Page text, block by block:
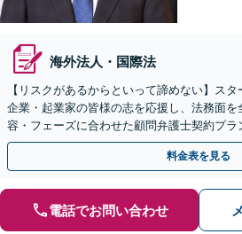
海外法人・国際法
【リスクがあるからといって諦めない】ス
企業・起業家の皆様の志を応援し、法務面を
容・フェーズに合わせた顧問弁護士契約プラ
問契約／企業法務】
料金表を見る
電話でお問い合わせ